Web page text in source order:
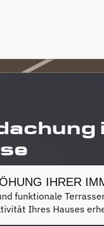
IHRER
funktionale
Ihres Hauses